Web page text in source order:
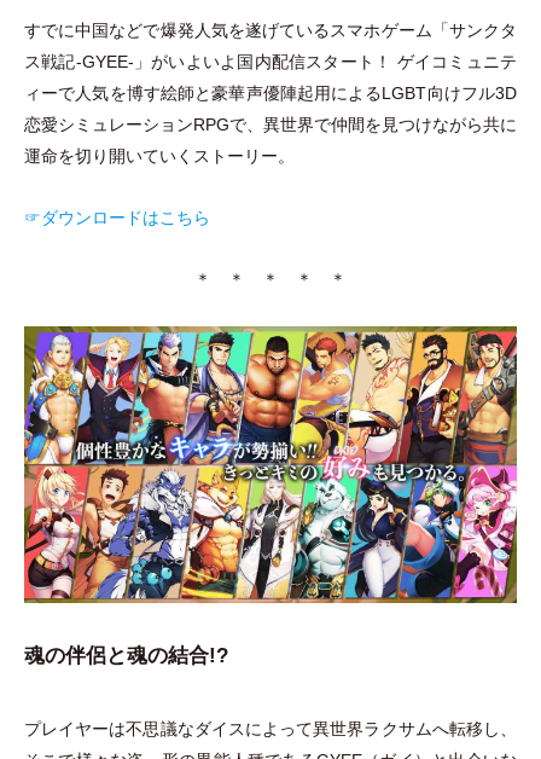
すでに中国などで爆発人気を遂げているスマホゲーム 「サンクタ
ス戦記-GYEE- 」がいよいよ国内配信スタート！ ゲイコミュニテ
ィーで人気を博す絵師と豪華声優陣起用によるLGBT向けフル3D
恋愛シミュレーションRPGで、異世界で仲間を見つけながら共に
運命を切り開いていくストーリー。
☞ダウンロードはこちら
＊ ＊ ＊ ＊ ＊
魂の伴侶と魂の結合!?
プレイヤーは不思議なダイスによって異世界ラクサムへ転移し、